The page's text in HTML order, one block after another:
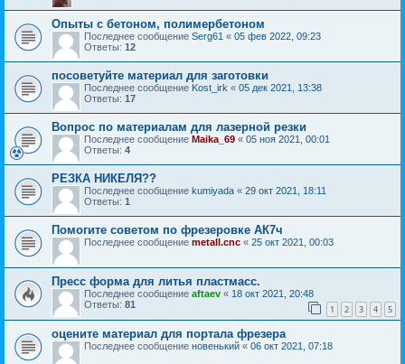
Опыты с бетоном, полимербетоном
Последнее сообщение Serg61 « 05 фев 2022, 09:23
Ответы: 12
посоветуйте материал для заготовки
Последнее сообщение Kost_irk « 05 дек 2021, 13:38
Ответы: 17
Вопрос по материалам для лазерной резки
Последнее сообщение Maika_69 « 05 ноя 2021, 00:01
Ответы: 4
РЕЗКА НИКЕЛЯ??
Последнее сообщение kumiyada « 29 окт 2021, 18:11
Ответы: 1
Помогите советом по фрезеровке АК7ч
Последнее сообщение metall.cnc « 25 окт 2021, 00:03
Пресс форма для литья пластмасс.
Последнее сообщение aftaev « 18 окт 2021, 20:48
Ответы: 81 1 2 3 4 5
оцените материал для портала фрезера
Последнее сообщение новенький « 06 окт 2021, 07:18